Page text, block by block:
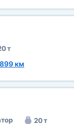
т
км
20 т